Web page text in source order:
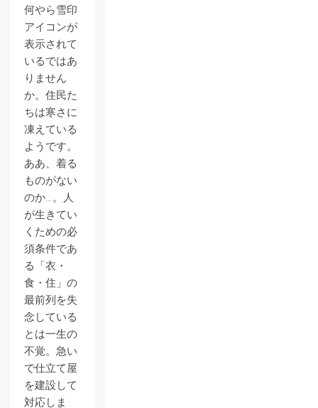
何やら雪印
アイコンが
表示されて
いるではあ
りません
か。住民た
ちは寒さに
凍えている
ようです。
ああ、着る
ものがない
のか…。人
が生きてい
くための必
須条件であ
る「衣・
食・住」の
最前列を失
念している
とは一生の
不覚。急い
で仕立て屋
を建設して
対応しま